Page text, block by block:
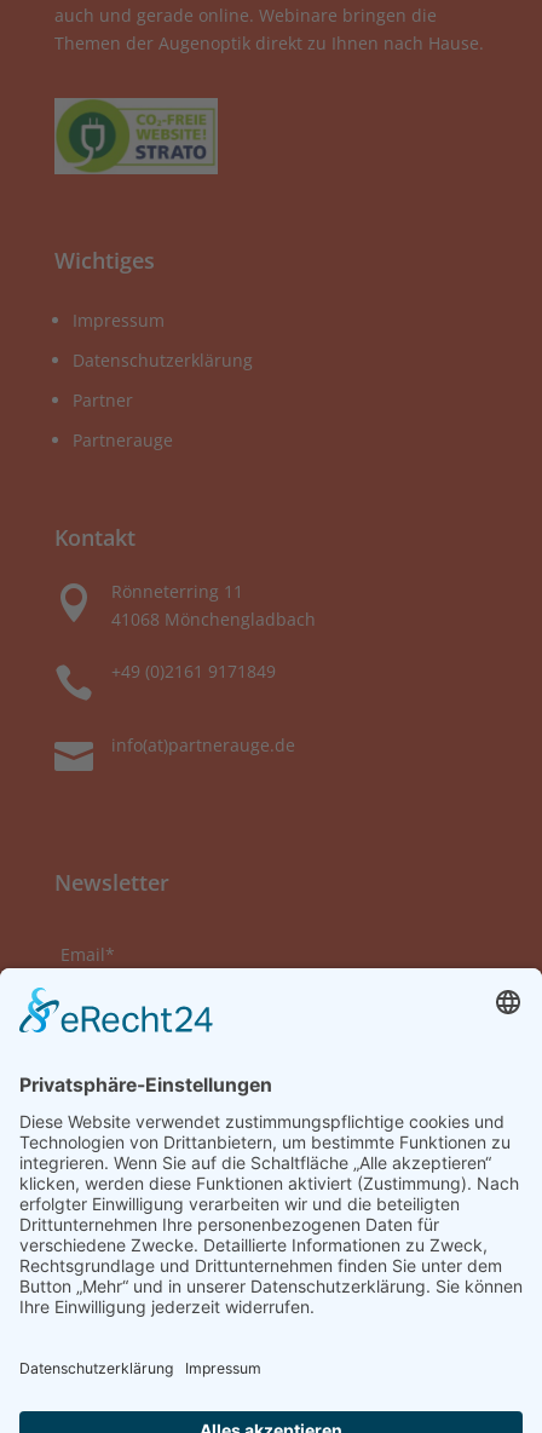
auch und gerade online. Webinare bringen die
Themen der Augenoptik direkt zu Ihnen nach Hause.
Wichtiges
Impressum
Datenschutzerklärung
Partner
Partnerauge
Kontakt

Rönneterring 11
41068 Mönchengladbach
 +49 (0)2161 9171849
 info(at)partnerauge.de
Newsletter
Email*
Nachname
Datenschutzerklärung zur Kenntnis genommen
und akzeptiert.